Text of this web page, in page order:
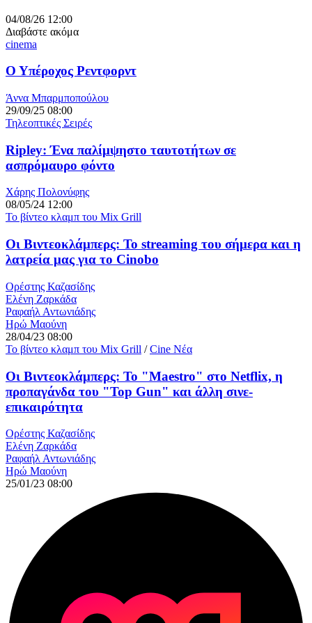
04/08/26 12:00
Διαβάστε ακόμα
cinema
Ο Υπέροχος Ρεντφορντ
Άννα Μπαρμποπούλου
29/09/25 08:00
Τηλεοπτικές Σειρές
Ripley: Ένα παλίμψηστο ταυτοτήτων σε
ασπρόμαυρο φόντο
Χάρης Πολονύφης
08/05/24 12:00
Το βίντεο κλαμπ του Mix Grill
Οι Βιντεοκλάμπερς: Το streaming του σήμερα και η
λατρεία μας για το Cinobo
Ορέστης Καζασίδης
Ελένη Ζαρκάδα
Ραφαήλ Αντωνιάδης
Ηρώ Μαούνη
28/04/23 08:00
Το βίντεο κλαμπ του Mix Grill /Cine Νέα
Οι Βιντεοκλάμπερς: Το "Maestro" στο Νetflix, η
προπαγάνδα του "Top Gun" και άλλη σινε-
επικαιρότητα
Ορέστης Καζασίδης
Ελένη Ζαρκάδα
Ραφαήλ Αντωνιάδης
Ηρώ Μαούνη
25/01/23 08:00